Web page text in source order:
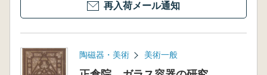
再入荷メール通知
陶磁器・美術 美術一般